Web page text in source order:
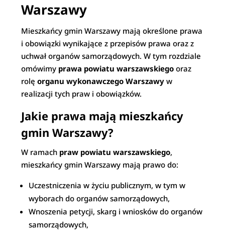
Warszawy
Mieszkańcy gmin Warszawy mają określone prawa
i obowiązki wynikające z przepisów prawa oraz z
uchwał organów samorządowych. W tym rozdziale
omówimy prawa powiatu warszawskiego oraz
rolęorganu wykonawczego Warszawy w
realizacji tych praw i obowiązków.
Jakie prawa mają mieszkańcy
gmin Warszawy?
W ramach praw powiatu warszawskiego,
mieszkańcy gmin Warszawy mają prawo do:
Uczestniczenia w życiu publicznym, w tym w
wyborach do organów samorządowych,
Wnoszenia petycji, skarg i wniosków do organów
samorządowych,